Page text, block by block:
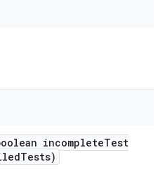
incompleteTest
Tests)